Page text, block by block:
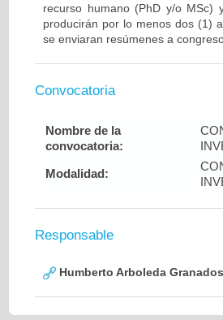
recurso humano (PhD y/o MSc)
producirán por lo menos dos (1)
se enviaran resúmenes a
Convocatoria
Nombre de la
convocatoria:
Modalidad:
Responsable
Humberto Arboleda Granados